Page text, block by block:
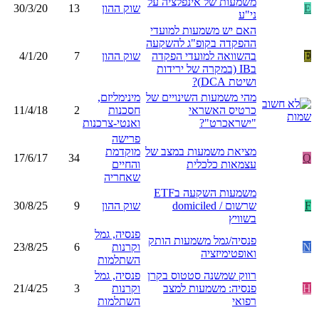
E
ני"ע
שוק ההון 13
30/3/20
E
האם יש משמעות למועדי
ההפקדה בקופ"ג להשקעה
בהשוואה למועדי הפקדה
בIB (במקרה של ירידות
ושיטת DCA)?
שוק ההון 7
4/1/20
מהי משמעות השינויים של
כרטיס האשראי
"ישראכרט"?
מינימליזם,
חסכנות
ואנטי-צרכנות
2
11/4/18
Q
מציאת משמעות במצב של
עצמאות כלכלית
פרישה
מוקדמת
והחיים
שאחריה
34
17/6/17
F
משמעות השקעה בETF
שרשום / domiciled
בשוויץ
שוק ההון 9
30/8/25
N
פנסיה/גמל משמעות הותק
ואופטימיזציה
פנסיה, גמל
וקרנות
השתלמות
6
23/8/25
H
רווק שמשנה סטטוס בקרן
פנסיה: משמעות למצב
רפואי
פנסיה, גמל
וקרנות
השתלמות
3
21/4/25